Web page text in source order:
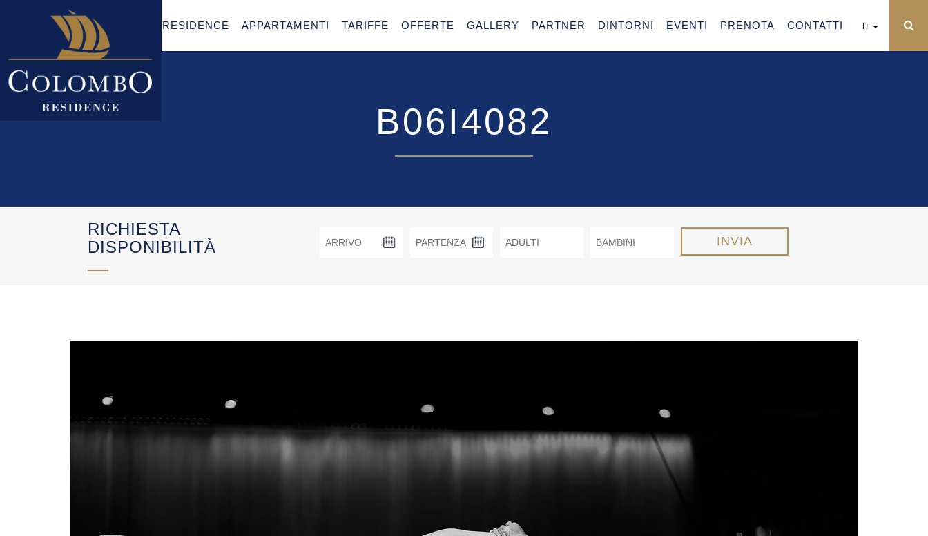
RESIDENCE APPARTAMENTI TARIFFE OFFERTE GALLERY PARTNER DINTORNI EVENTI PRENOTA CONTATTI IT
B06I4082
RICHIESTA
DISPONIBILITÀ